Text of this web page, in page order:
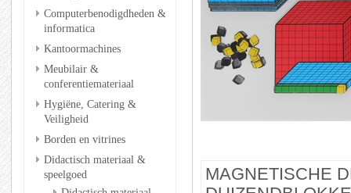
Computerbenodigdheden &
informatica
Kantoormachines
Meubilair &
conferentiemateriaal
Hygiëne, Catering &
Veiligheid
Borden en vitrines
Didactisch materiaal &
speelgoed
MAGNETISCHE